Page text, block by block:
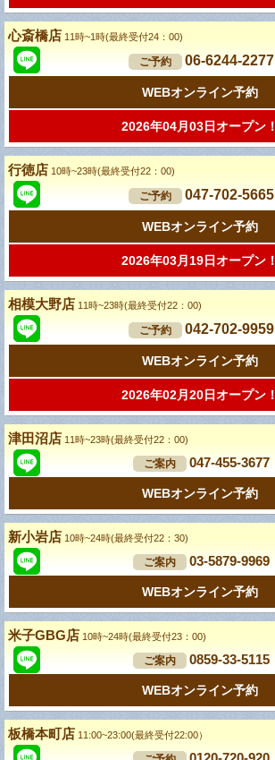
心斎橋店 11時~1時(最終受付24：00)
ご予約 06-6244-2277
WEBオンライン予約
2026年04月03日オープン！
行徳店 10時~23時(最終受付22：00)
ご予約 047-702-5665
WEBオンライン予約
2026年03月19日オープン！
相模大野店 11時~23時(最終受付22：00)
ご予約 042-702-9959
WEBオンライン予約
2026年02月20日オープン！
津田沼店 11時~23時(最終受付22：00)
ご案内 047-455-3677
WEBオンライン予約
新小岩店 10時~24時(最終受付22：30)
ご案内 03-5879-9969
WEBオンライン予約
米子GBG店 10時~24時(最終受付23：00)
ご案内 0859-33-5115
WEBオンライン予約
板橋本町店 11:00~23:00(最終受付22:00）